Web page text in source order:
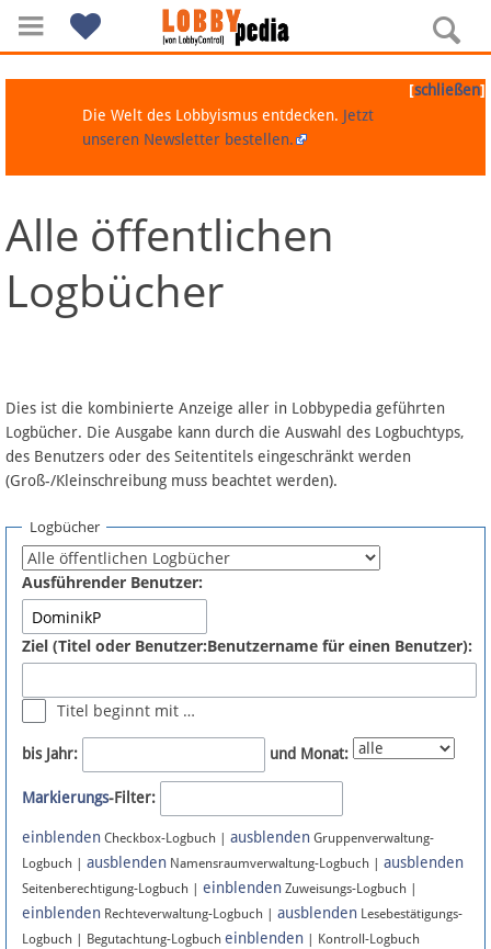
Navigation
Über Lobbypedia
Artikel nach Kategorien
FAQ
Fördermitglied werden
Fehler melden
Newsletter
Bluesky
Facebook
Instagram
[schließen]
Die Welt des Lobbyismus entdecken. Jetzt
unseren Newsletter bestellen.
Alle öffentlichen
Logbücher
Dies ist die kombinierte Anzeige aller in Lobbypedia geführten
Logbücher. Die Ausgabe kann durch die Auswahl des Logbuchtyps,
des Benutzers oder des Seitentitels eingeschränkt werden
(Groß-/Kleinschreibung muss beachtet werden).
Logbücher
Ausführender Benutzer:
Ziel (Titel oder Benutzer:Benutzername für einen Benutzer):
Titel beginnt mit …
bis Jahr: und Monat:
Markierungs-Filter:
einblenden Checkbox-Logbuch | ausblenden Gruppenverwaltung-
Logbuch | ausblenden Namensraumverwaltung-Logbuch | ausblenden
Seitenberechtigung-Logbuch | einblenden Zuweisungs-Logbuch |
einblenden Rechteverwaltung-Logbuch | ausblenden Lesebestätigungs-
Logbuch | Begutachtung-Logbuch einblenden | Kontroll-Logbuch